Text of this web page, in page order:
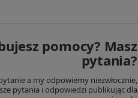
37 C
pomocy? Masz
pytania?
a my odpowiemy niezwłocznie,
pytania i odpowiedzi publikując dla